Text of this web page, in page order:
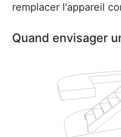
remplacer l'appareil
Quand envisager